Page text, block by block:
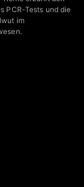
PCR-Tests und die
im